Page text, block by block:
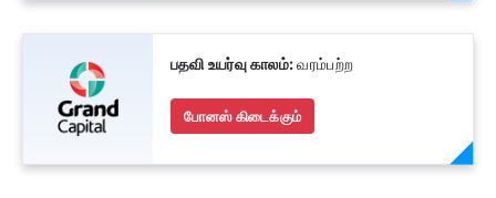
பதவி உயர்வு காலம்:வரம்பற்ற
போனஸ் கிடைக்கும்